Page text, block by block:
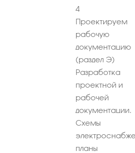
4
Проектируем
рабочую
документацию
(раздел Э)
Разработка
проектной и
рабочей
документации.
Схемы
планы